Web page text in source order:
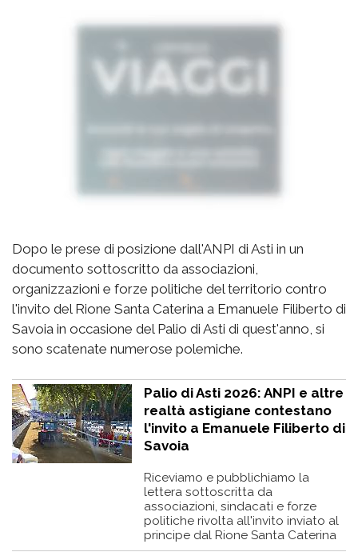
Dopo le prese di posizione dall'ANPI di Asti in un
documento sottoscritto da associazioni,
organizzazioni e forze politiche del territorio contro
l'invito del Rione Santa Caterina a Emanuele Filiberto di
Savoia in occasione del Palio di Asti di quest'anno, si
sono scatenate numerose polemiche.
Palio di Asti 2026: ANPI e altre
realtà astigiane contestano
l'invito a Emanuele Filiberto di
Savoia
Riceviamo e pubblichiamo la
lettera sottoscritta da
associazioni, sindacati e forze
politiche rivolta all'invito inviato al
principe dal Rione Santa Caterina